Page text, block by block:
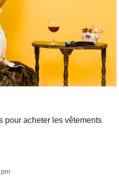
pour acheter les vêtements